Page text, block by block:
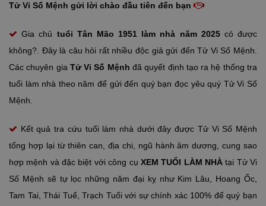
Tử Vi Số Mệnh gửi lời chào đầu tiên đến bạn
Gia chủ tuổi Tân Mão 1951 làm nhà năm 2025có được
không?. Đây là câu hỏi rất nhiều độc giả gửi đến Tử Vi Số Mệnh.
Các chuyên gia Tử Vi Số Mệnh đã quyết định tạo ra hệ thống tra
tuổi làm nhà theo năm để gửi đến quý bạn đọc yêu quý Tử Vi Số
Mệnh.
Kết quả tra cứu tuổi làm nhà dưới đây được Tử Vi Số Mệnh
tổng hợp lại từ thiên can, địa chi, ngũ hành âm dương, cung sao
hợp mệnh và đặc biệt với công cụ XEM TUỔI LÀM NHÀtại Tử Vi
Số Mệnh sẽ tự lọc những năm đại kỵ như Kim Lâu, Hoang Ốc,
Tam Tai, Thái Tuế, Trạch Tuổi với sự chính xác 100% để quý bạn